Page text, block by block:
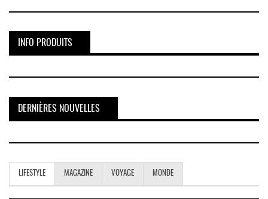
INFO PRODUITS
DERNIÈRES NOUVELLES
LIFESTYLE MAGAZINE VOYAGE MONDE